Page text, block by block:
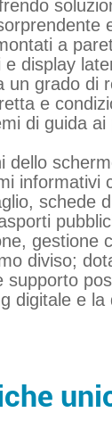
a
display
grado di
e
di guida ai
schermo
schede
diviso;
digitale e